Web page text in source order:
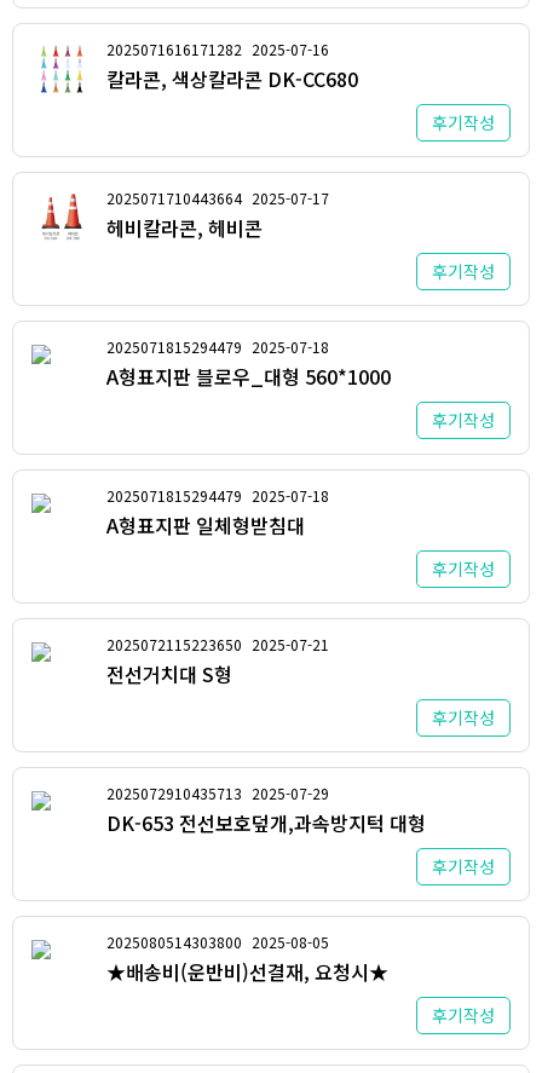
2025071616171282 2025-07-16
칼라콘, 색상칼라콘 DK-CC680
후기작성
2025071710443664 2025-07-17
헤비칼라콘, 헤비콘
후기작성
2025071815294479 2025-07-18
A형표지판 블로우_대형 560*1000
후기작성
2025071815294479 2025-07-18
A형표지판 일체형받침대
후기작성
2025072115223650 2025-07-21
전선거치대 S형
후기작성
2025072910435713 2025-07-29
DK-653 전선보호덮개,과속방지턱 대형
후기작성
2025080514303800 2025-08-05
★배송비(운반비)선결재, 요청시★
후기작성